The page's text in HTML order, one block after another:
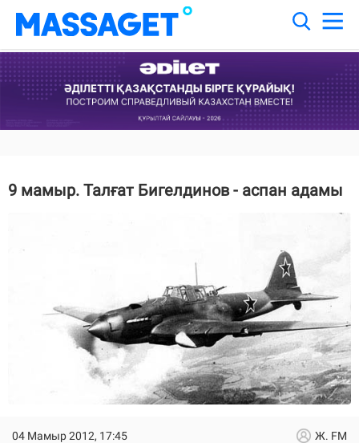
9 мамыр. Талғат Бигелдинов - аспан адамы
04 Мамыр 2012, 17:45 Ж. FM